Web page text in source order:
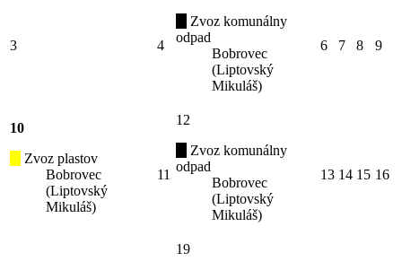
3 4
Zvoz komunálny
odpad
Bobrovec
(Liptovský
Mikuláš)
6 7 8 9
10
Zvoz plastov
Bobrovec
(Liptovský
Mikuláš)
11
12
Zvoz komunálny
odpad
Bobrovec
(Liptovský
Mikuláš)
13 14 15 16
19